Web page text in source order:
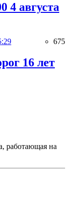
4 августа
675
16 лет
работающая на